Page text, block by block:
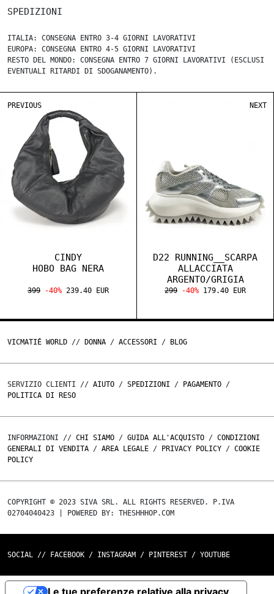
SPEDIZIONI
ITALIA: CONSEGNA ENTRO 3-4 GIORNI LAVORATIVI
EUROPA: CONSEGNA ENTRO 4-5 GIORNI LAVORATIVI
RESTO DEL MONDO: CONSEGNA ENTRO 7 GIORNI LAVORATIVI (ESCLUSI
EVENTUALI RITARDI DI SDOGANAMENTO).
PREVIOUS
CINDY
HOBO BAG NERA
399 -40% 239.40 EUR
D22 RUNNING__SCARPA
ALLACCIATA
ARGENTO/GRIGIA
299 -40% 179.40 EUR
NEXT
VICMATIÉ WORLD // DONNA / ACCESSORI / BLOG
SERVIZIO CLIENTI // AIUTO / SPEDIZIONI / PAGAMENTO /
POLITICA DI RESO
INFORMAZIONI // CHI SIAMO / GUIDA ALL'ACQUISTO / CONDIZIONI
GENERALI DI VENDITA / AREA LEGALE / PRIVACY POLICY / COOKIE
POLICY
COPYRIGHT © 2023 SIVA SRL. ALL RIGHTS RESERVED. P.IVA
02704040423 | POWERED BY: THESHHHOP.COM
SOCIAL // FACEBOOK / INSTAGRAM / PINTEREST / YOUTUBE
Le tue preferenze relative alla privacy